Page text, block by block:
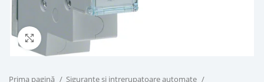
Click to enlarge
Prima pagină
Sigurante si intrerupatoare automate